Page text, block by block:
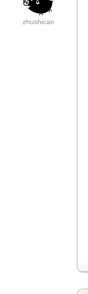
zhushican